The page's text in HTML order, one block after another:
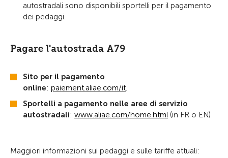
autostradali sono disponibili sportelli per il pagamento
dei pedaggi.
Pagare l'autostrada A79
Sito per il pagamento
online: paiement.aliae.com/it.
Sportelli a pagamento nelle aree di servizio
autostradali: www.aliae.com/home.html (in FR o EN)
Maggiori informazioni sui pedaggi e sulle tariffe attuali: